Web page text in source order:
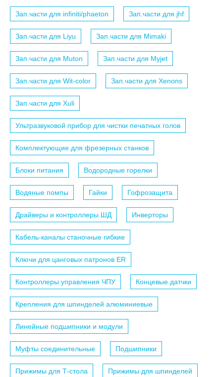
Зап.части для infiniti/phaeton Зап.части для jhf
Зап.части для Liyu Зап.части для Mimaki
Зап.части для Muton Зап.части для Myjet
Зап.части для Wit-color Зап.части для Xenons
Зап.части для Xuli
Ультразвуковой прибор для чистки печатных голов
Комплектующие для фрезерных станков
Блоки питания Водородные горелки
Водяные помпы Гайки Гофрозащита
Драйверы и контроллеры ШД Инверторы
Кабель-каналы станочные гибкие
Ключи для цанговых патронов ER
Контроллеры управления ЧПУ Концевые датчки
Крепления для шпинделей алюминиевые
Линейные подшипники и модули
Муфты соединительные Подшипники
Прижимы для Т-стола Прижимы для шпинделей